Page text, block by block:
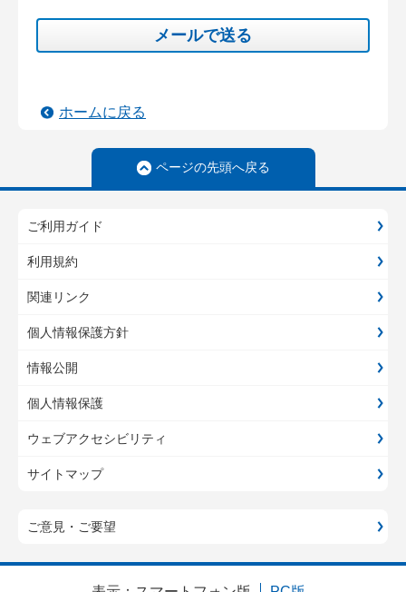
メールで送る
ホームに戻る
ページの先頭へ戻る
ご利用ガイド
利用規約
関連リンク
個人情報保護方針
情報公開
個人情報保護
ウェブアクセシビリティ
サイトマップ
ご意見・ご要望